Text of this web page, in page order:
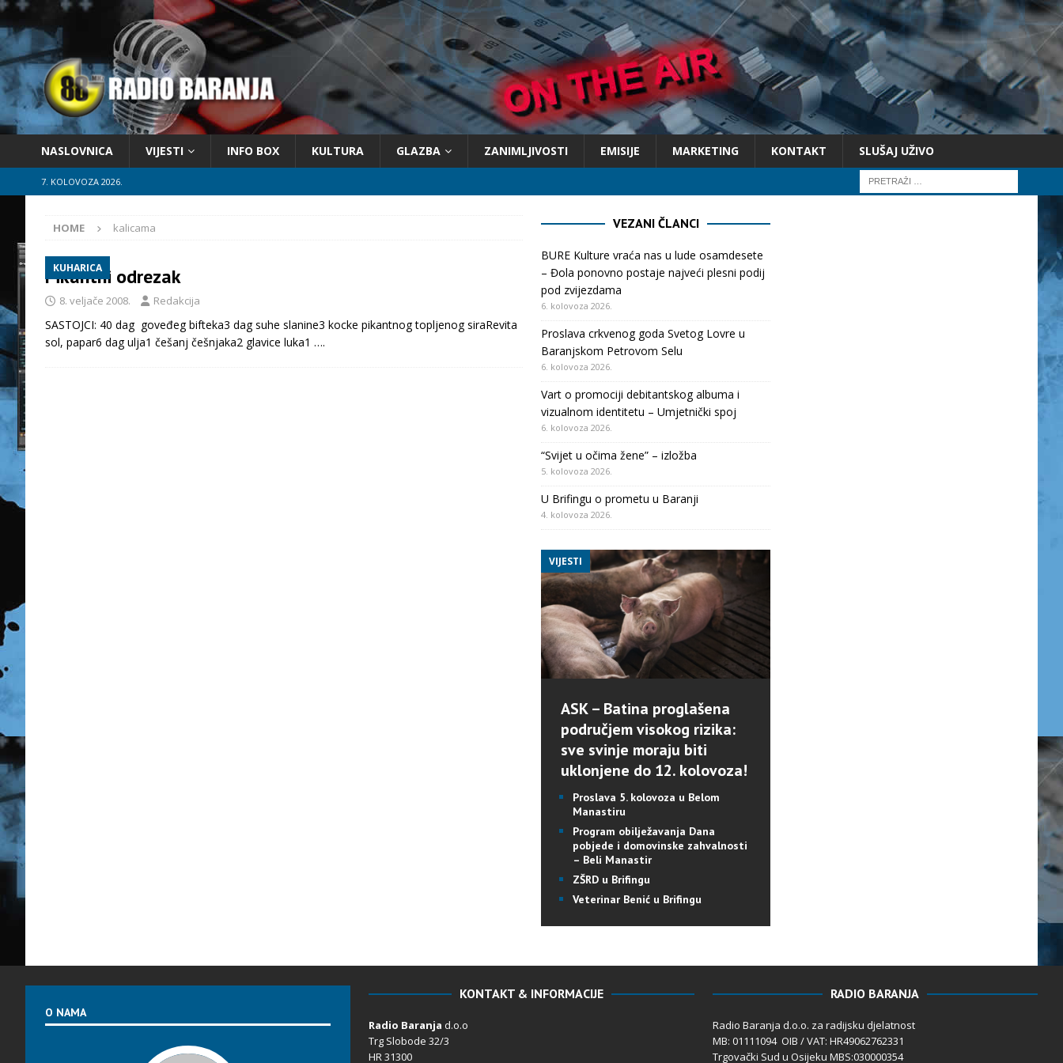
NASLOVNICA VIJESTI INFO BOX KULTURA GLAZBA ZANIMLJIVOSTI EMISIJE MARKETING KONTAKT SLUŠAJ UŽIVO
7. KOLOVOZA 2026.
HOME kalicama
KUHARICA
Pikantni odrezak
8. veljače 2008. Redakcija
SASTOJCI: 40 dag goveđeg bifteka3 dag suhe slanine3 kocke pikantnog topljenog siraRevita
sol, papar6 dag ulja1 češanj češnjaka2 glavice luka1 ….
VEZANI ČLANCI
BURE Kulture vraća nas u lude osamdesete
– Đola ponovno postaje najveći plesni podij
pod zvijezdama
6. kolovoza 2026.
Proslava crkvenog goda Svetog Lovre u
Baranjskom Petrovom Selu
6. kolovoza 2026.
Vart o promociji debitantskog albuma i
vizualnom identitetu – Umjetnički spoj
6. kolovoza 2026.
“Svijet u očima žene” – izložba
5. kolovoza 2026.
U Brifingu o prometu u Baranji
4. kolovoza 2026.
VIJESTI
ASK – Batina proglašena
područjem visokog rizika:
sve svinje moraju biti
uklonjene do 12. kolovoza!
Proslava 5. kolovoza u Belom
Manastiru
Program obilježavanja Dana
pobjede i domovinske zahvalnosti
– Beli Manastir
ZŠRD u Brifingu
Veterinar Benić u Brifingu
O NAMA
KONTAKT & INFORMACIJE
Radio Baranja d.o.o
Trg Slobode 32/3
HR 31300
RADIO BARANJA
Radio Baranja d.o.o. za radijsku djelatnost
MB: 01111094 OIB / VAT: HR49062762331
Trgovački Sud u Osijeku MBS:030000354